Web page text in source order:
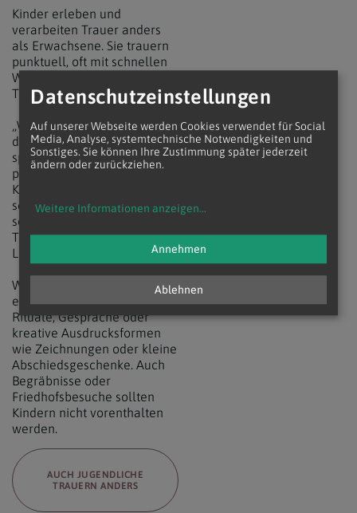
Kinder erleben und
verarbeiten Trauer anders
als Erwachsene. Sie trauern
punktuell, oft mit schnellen
Wechseln zwischen
Traurigkeit und Freude.
„Wenn Erwachsene trauern,
dann tun sie das von früh bis
spät. Kinder trauern
punktueller. Damit, 'ES' den
Kindern nicht zu sagen,
schonen wir nicht die Kinder,
sondern nur uns selbst", so
Trauerexpertin Silvia
Langthaler.
Wichtig ist, Kinder aktiv
einzubeziehen – sei es durch
Rituale, Gespräche oder
kreative Ausdrucksformen
wie Zeichnungen oder kleine
Abschiedsgeschenke. Auch
Begräbnisse oder
Friedhofsbesuche sollten
Kindern nicht vorenthalten
werden.
AUCH JUGENDLICHE
TRAUERN ANDERS
Datenschutzeinstellungen
Auf unserer Webseite werden Cookies verwendet für Social
Media, Analyse, systemtechnische Notwendigkeiten und
Sonstiges. Sie können Ihre Zustimmung später jederzeit
ändern oder zurückziehen.
Weitere Informationen anzeigen...
Ablehnen
Annehmen